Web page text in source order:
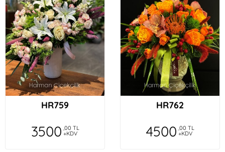
HR759
3500 ,00 TL
+KDV
HR762
4500 ,00 TL
+KDV